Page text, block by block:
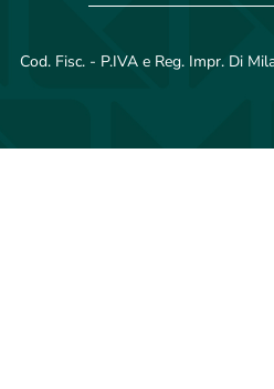
Cod. Fisc. - P.IVA e Reg. Impr. Di